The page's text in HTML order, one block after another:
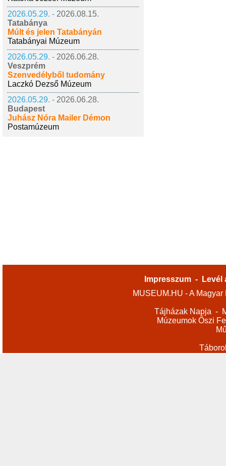
2026.05.29. - 2026.08.15.
Tatabánya
Múlt és jelen Tatabányán
Tatabányai Múzeum
2026.05.29. - 2026.06.28.
Veszprém
Szenvedélyből tudomány
Laczkó Dezső Múzeum
2026.05.29. - 2026.06.28.
Budapest
Juhász Nóra Mailer Démon
Postamúzeum
Impresszum -
Levél
MUSEUM.HU - A
Tájházak Napja -
Múzeumok Őszi